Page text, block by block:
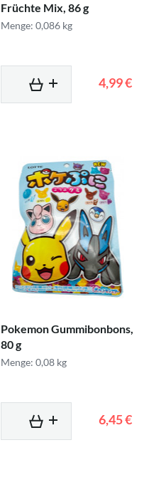
Früchte Mix, 86 g
Menge: 0,086 kg
4,99 €
Pokemon Gummibonbons,
80 g
Menge: 0,08 kg
6,45 €